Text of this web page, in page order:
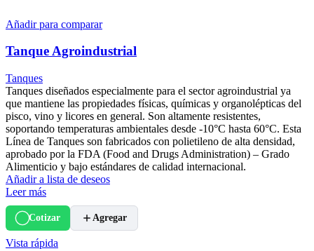
Añadir para comparar
Tanque Agroindustrial
Tanques
Tanques diseñados especialmente para el sector agroindustrial ya
que mantiene las propiedades físicas, químicas y organolépticas del
pisco, vino y licores en general. Son altamente resistentes,
soportando temperaturas ambientales desde -10°C hasta 60°C. Esta
Línea de Tanques son fabricados con polietileno de alta densidad,
aprobado por la FDA (Food and Drugs Administration) – Grado
Alimenticio y bajo estándares de calidad internacional.
Añadir a lista de deseos
Leer más
Cotizar Agregar
Vista rápida